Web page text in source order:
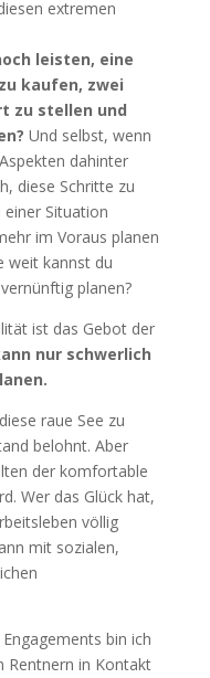
extremen
leisten, eine
kaufen, zwei
zu stellen und
Und selbst, wenn
dahinter
diese Schritte zu
einer Situation
im Voraus planen
weit kannst du
planen?
ist das Gebot der
nur schwerlich
raue See zu
belohnt. Aber
der komfortable
Wer das Glück hat,
völlig
mit sozialen,
bin ich
Rentnern in Kontakt